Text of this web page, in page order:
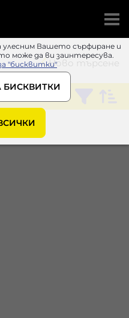
улесним Вашето сърфиране и
може да ви заинтересува.
"бисквитки"
БИСКВИТКИ
Ново търсене